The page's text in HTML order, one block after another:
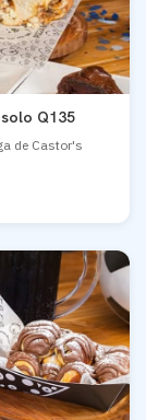
Q135
de Castor's